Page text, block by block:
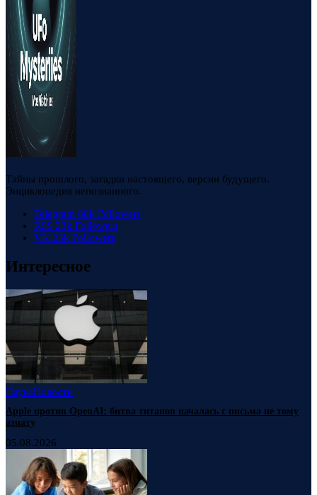
Тайны прошлого, загадки настоящего, версии будущего.
Энциклопедия непознанного.
Telegram 88k Followers
RSS 23k Followers
VK 23k Followers
Интересное
НаукаНовости
Apple против OpenAI: битва титанов началась с письма не тому
азиату
05.08.2026